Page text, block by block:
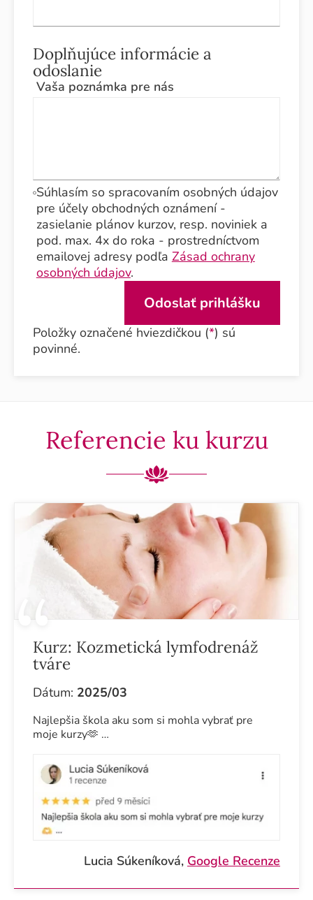
Doplňujúce informácie a
odoslanie
Vaša poznámka pre nás
Súhlasím so spracovaním osobných údajov
pre účely obchodných oznámení -
zasielanie plánov kurzov, resp. noviniek a
pod. max. 4x do roka - prostredníctvom
emailovej adresy podľa Zásad ochrany
osobných údajov.
Položky označené hviezdičkou (*) sú
povinné.
Referencie ku kurzu
Kurz: Kozmetická lymfodrenáž
tváre
Dátum: 2025/03
Najlepšia škola aku som si mohla vybrať pre
moje kurzy🫶 …
Lucia Súkeníková, Google Recenze